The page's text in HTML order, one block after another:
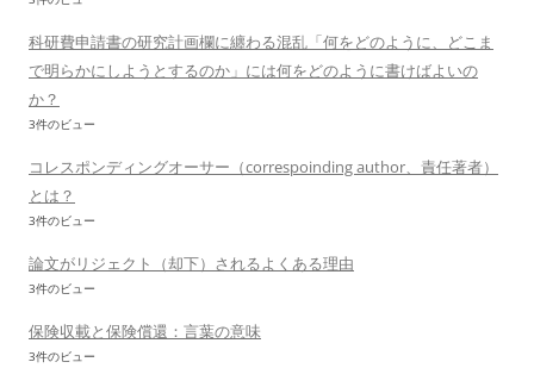
科研費申請書の研究計画欄に纏わる混乱「何をどのように、どこま
で明らかにしようとするのか」には何をどのように書けばよいの
か？
3件のビュー
コレスポンディングオーサー（correspoinding author、責任著者）
とは？
3件のビュー
論文がリジェクト（却下）されるよくある理由
3件のビュー
保険収載と保険償還：言葉の意味
3件のビュー